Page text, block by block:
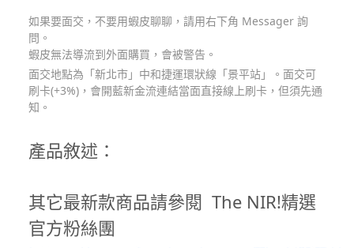
如果要面交，不要用蝦皮聊聊，請用右下角 Messager 詢
問。
蝦皮無法導流到外面購買，會被警告。
面交地點為「新北市」中和捷運環狀線「景平站」。面交可
刷卡(+3%)，會開藍新金流連結當面直接線上刷卡，但須先通
知。
產品敘述：
其它最新款商品請參閱 The NIR!精選
官方粉絲團